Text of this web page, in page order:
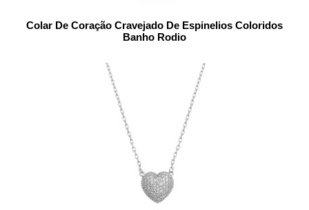
Colar De Coração Cravejado De Espinelios Coloridos
Banho Rodio